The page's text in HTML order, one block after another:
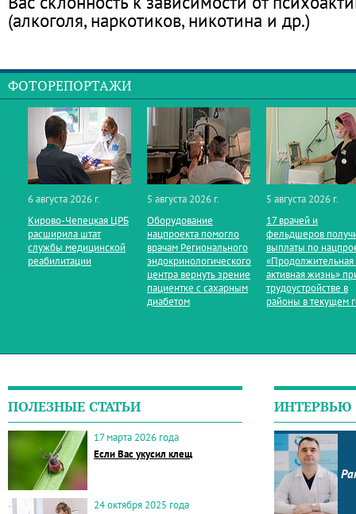
(алкоголя, наркотиков, никотина и др.)
ФОТОРЕПОРТАЖИ
6 августа 2026 г.
Кирово‑Чепецкая ЦРБ
расширила штат
службы медицинской
реабилитации
5 августа 2026 г.
Оборудование
нацпроекта помогло
врачам Регионального
эндокринологического
центра вернуть зрение
пациентке с сахарным
диабетом
5 августа 2026 г.
17 врачей и
фельдшеров
выплаты по
«Продолжительная
активная жизнь»
трудоустройстве в
районы в текущем
ПОЛЕЗНЫЕ СТАТЬИ
17 марта 2026 года
Если Вас укусил клещ
24 октября 2025 года
ИНТЕРВЬЮ